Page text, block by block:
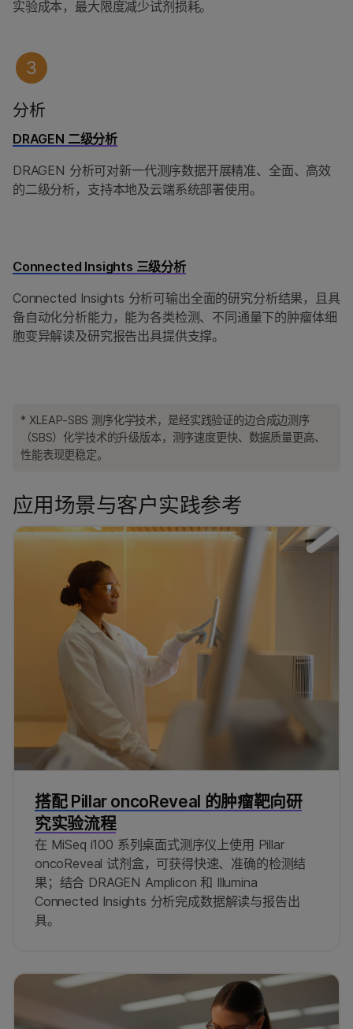
实验成本，最大限度减少试剂损耗。
分析
DRAGEN 二级分析
DRAGEN 分析可对新一代测序数据开展精准、全面、高效
的二级分析，支持本地及云端系统部署使用。
Connected Insights 三级分析
Connected Insights 分析可输出全面的研究分析结果，且具
备自动化分析能力，能为各类检测、不同通量下的肿瘤体细
胞变异解读及研究报告出具提供支撑。
* XLEAP-SBS 测序化学技术，是经实践验证的边合成边测序
（SBS）化学技术的升级版本，测序速度更快、数据质量更高、
性能表现更稳定。
应用场景与客户实践参考
搭配 Pillar oncoReveal 的肿瘤靶向研
究实验流程
在 MiSeq i100 系列桌面式测序仪上使用 Pillar
oncoReveal 试剂盒，可获得快速、准确的检测结
果；结合 DRAGEN Amplicon 和 Illumina
Connected Insights 分析完成数据解读与报告出
具。